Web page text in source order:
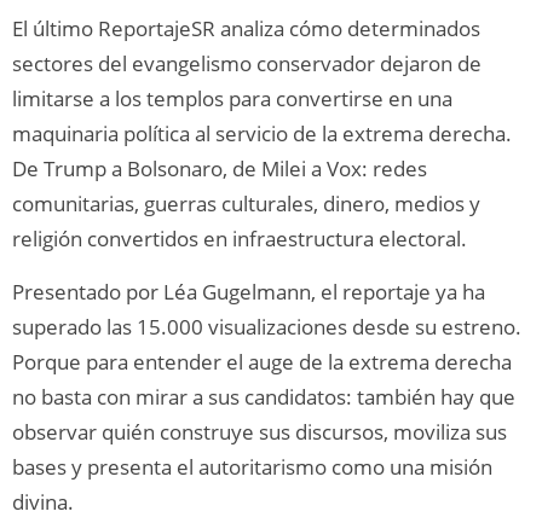
El último ReportajeSR analiza cómo determinados
sectores del evangelismo conservador dejaron de
limitarse a los templos para convertirse en una
maquinaria política al servicio de la extrema derecha.
De Trump a Bolsonaro, de Milei a Vox: redes
comunitarias, guerras culturales, dinero, medios y
religión convertidos en infraestructura electoral.
Presentado por Léa Gugelmann, el reportaje ya ha
superado las 15.000 visualizaciones desde su estreno.
Porque para entender el auge de la extrema derecha
no basta con mirar a sus candidatos: también hay que
observar quién construye sus discursos, moviliza sus
bases y presenta el autoritarismo como una misión
divina.